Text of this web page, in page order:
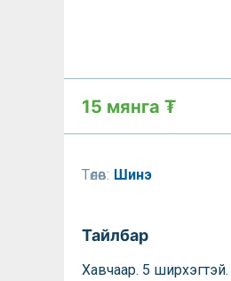
15 мянга ₮
Төлөв: Шинэ
Тайлбар
Хавчаар. 5 ширхэгтэй.